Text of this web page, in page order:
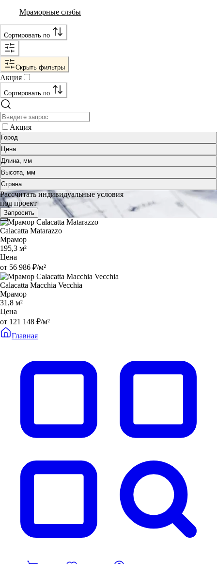
Мраморные слэбы
Сортировать по
Скрыть фильтры
Акция
Сортировать по
Акция
Город
Цена
Длина, мм
Высота, мм
Страна
Рассчитать индивидуальные условия
под проект
Запросить
Calacatta Matarazzo
Мрамор
195,3 м²
Цена
от 56 986 ₽/м²
Calacatta Macchia Vecchia
Мрамор
31,8 м²
Цена
от 121 148 ₽/м²
Главная